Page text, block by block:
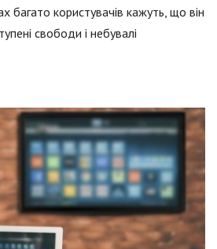
багато користувачів кажуть, що він
свободи і небувалі